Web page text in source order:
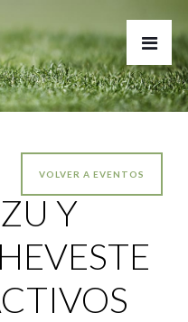
VOLVER A EVENTOS
Y